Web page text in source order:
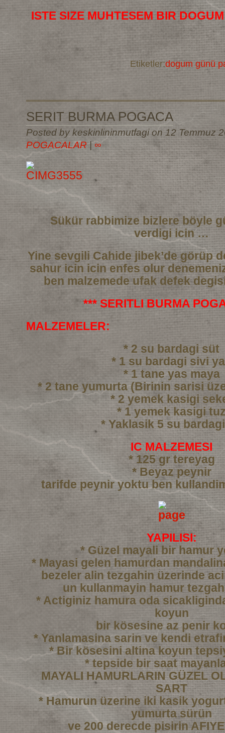
ISTE SIZE MUHTESEM BIR
Etiketler:dogum günü
SERIT BURMA POGACA
Posted by keskinlininmutfagi on 12 Temmuz
POGACALAR |∞
Sükür rabbimize bizlere böyle
verdigi icin …
Yine sevgili Cahide jibek’de görüp
sahur icin icin enfes olur
ben malzemede ufak defek
*** SERITLI BURMA
MALZEMELER:
* 2 su bardagi süt
* 1 su bardagi sivi
* 1 tane yas maya
* 2 tane yumurta (Birinin sarisi
* 2 yemek kasigi
* 1 yemek kasigi
* Yaklasik 5 su
IC MALZEMESI
* 125 gr tereyag
* Beyaz peynir
tarifde peynir yoktu ben
YAPILISI:
* Güzel mayali bir hamur
* Mayasi gelen hamurdan
bezeler alin tezgahin üzerinde
un kullanmayin hamur
* Actiginiz hamura oda
koyun
bir kösesine az penir
* Yanlamasina sarin ve kendi
* Bir kösesini altina koyun
* tepside bir saat
MAYALI HAMURLARIN GÜZEL
SART
* Hamurun üzerine iki kasik
yumurta sürün
ve 200 derecde pisirin